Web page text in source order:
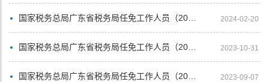
国家税务总局广东省税务局任免工作人员（2023年12月） 2024-02-20
国家税务总局广东省税务局任免工作人员（2023年9月） 2023-10-31
国家税务总局广东省税务局任免工作人员（2023年8月） 2023-09-07